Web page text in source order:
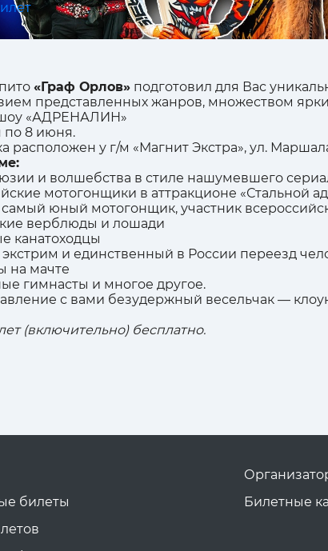
«Граф Орлов» подготовил для Вас
представленных жанров, множеством
«АДРЕНАЛИН»
по 8 июня.
расположен у г/м «Магнит Экстра», ул.
и волшебства в стиле нашумевшего
мотогонщики в аттракционе «Стальной
самый юный мотогонщик, участник
верблюды и лошади
канатоходцы
и единственный в России переезд
на мачте
гимнасты и многое другое.
с вами безудержный весельчак —
(включительно) бесплатно.
билеты
Билетные